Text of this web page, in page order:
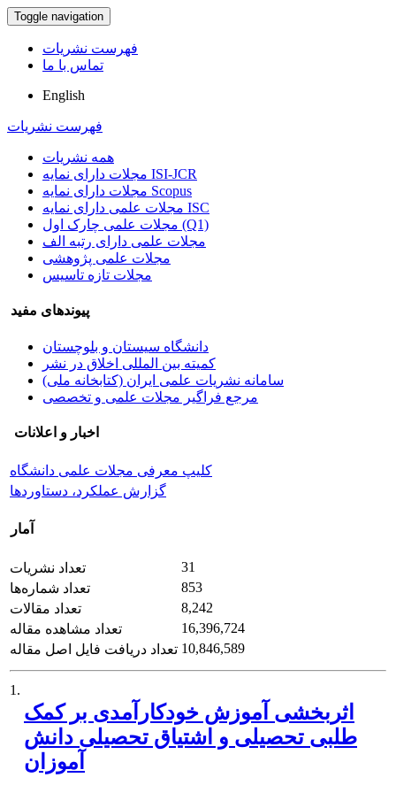
Toggle navigation
فهرست نشریات
تماس با ما
English
فهرست نشریات
همه نشریات
مجلات دارای نمایه ISI-JCR
مجلات دارای نمایه Scopus
مجلات علمی دارای نمایه ISC
مجلات علمی چارک اول (Q1)
مجلات علمی دارای رتبه الف
مجلات علمی پژوهشی
مجلات تازه تاسیس
پیوندهای مفید
دانشگاه سیستان و بلوچستان
کمیته بین المللی اخلاق در نشر
سامانه نشریات علمی ایران (کتابخانه ملی)
مرجع فراگیر مجلات علمی و تخصصی
اخبار و اعلانات
کلیپ معرفی مجلات علمی دانشگاه
گزارش عملکرد، دستاوردها
آمار
تعداد نشریات
31
تعداد شماره‌ها
853
تعداد مقالات
8,242
تعداد مشاهده مقاله
16,396,724
تعداد دریافت فایل اصل مقاله 10,846,589
1.
اثربخشی آموزش خودکارآمدی بر کمک
‏طلبی تحصیلی و اشتیاق تحصیلی دانش‏
آموزان